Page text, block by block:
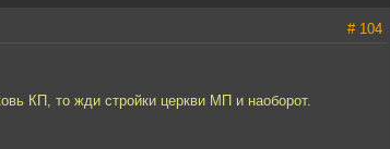
# 104
КП, то жди стройки церкви МП и наоборот.